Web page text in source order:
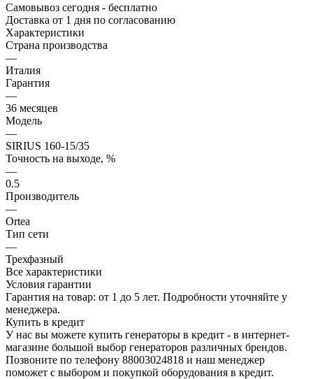
Самовывоз сегодня - бесплатно
Доставка от 1 дня по согласованию
Характеристики
Страна производства
—
Италия
Гарантия
—
36 месяцев
Модель
—
SIRIUS 160-15/35
Точность на выходе, %
—
0.5
Производитель
—
Ortea
Тип сети
—
Трехфазный
Все характеристики
Условия гарантии
Гарантия на товар: от 1 до 5 лет. Подробности уточняйте у
менеджера.
Купить в кредит
У нас вы можете купить генераторы в кредит - в интернет-
магазине большой выбор генераторов различных брендов.
Позвоните по телефону 88003024818 и наш менеджер
поможет с выбором и покупкой оборудования в кредит.